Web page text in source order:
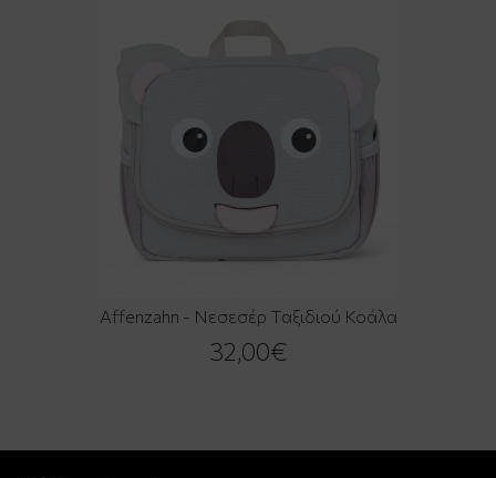
Affenzahn - Νεσεσέρ Ταξιδιού Κοάλα
32,00€